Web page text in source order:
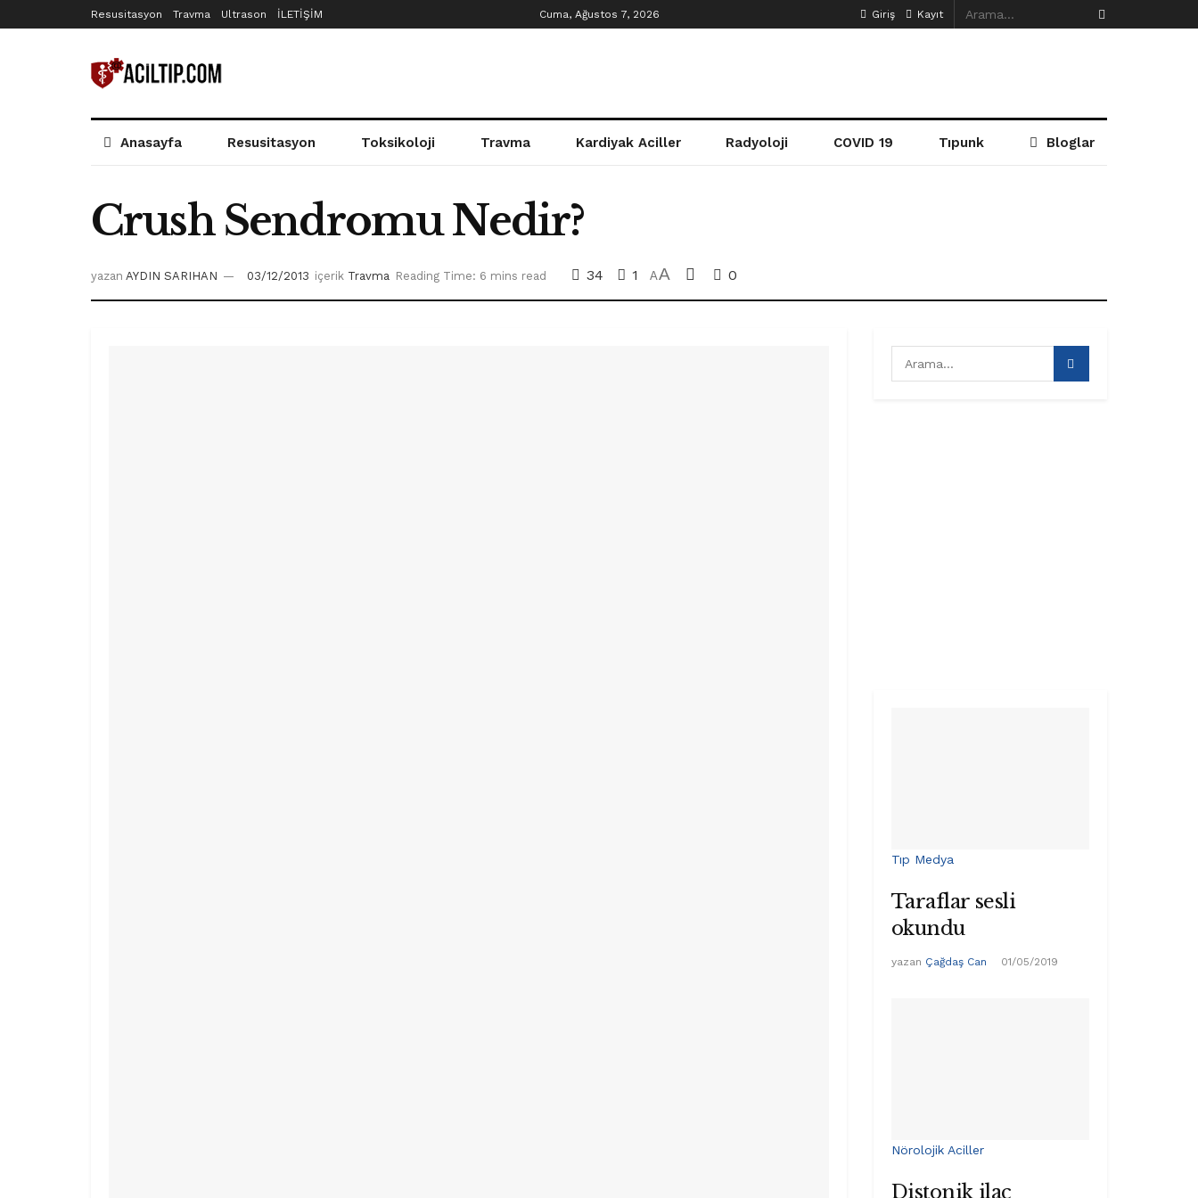
Resusitasyon Travma Ultrason İLETİŞİM Cuma, Ağustos 7, 2026 Giriş Kayıt
Anasayfa Resusitasyon Toksikoloji Travma Kardiyak Aciller Radyoloji COVID 19 Tıpunk Bloglar
Crush Sendromu Nedir?
yazan AYDIN SARIHAN 03/12/2013 içerik Travma Reading Time: 6 mins read 34 1 AA 0
Tıp Medya
Taraflar sesli
okundu
yazan Çağdaş Can 01/05/2019
Nörolojik Aciller
Distonik ilaç